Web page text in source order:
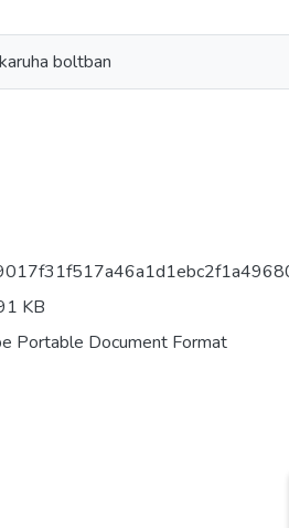
boltban
KB
Portable Document Format